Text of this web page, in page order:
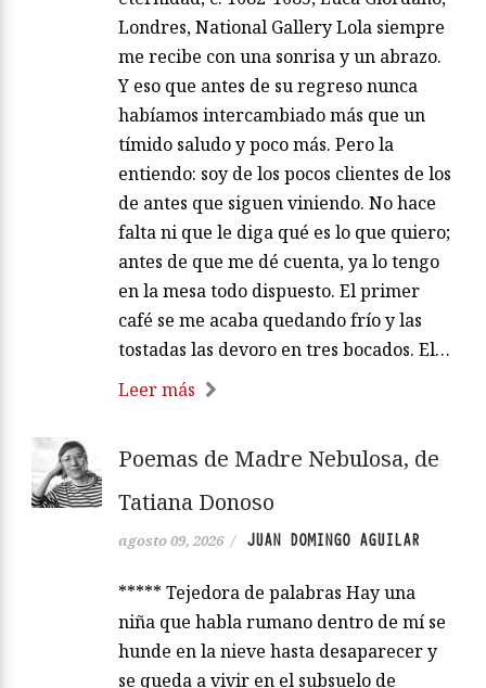
Londres, National Gallery Lola siempre
me recibe con una sonrisa y un abrazo.
Y eso que antes de su regreso nunca
habíamos intercambiado más que un
tímido saludo y poco más. Pero la
entiendo: soy de los pocos clientes de los
de antes que siguen viniendo. No hace
falta ni que le diga qué es lo que quiero;
antes de que me dé cuenta, ya lo tengo
en la mesa todo dispuesto. El primer
café se me acaba quedando frío y las
tostadas las devoro en tres bocados. El…
Leer más
Poemas de Madre Nebulosa, de
Tatiana Donoso
agosto 09, 2026 / JUAN DOMINGO AGUILAR
***** Tejedora de palabras Hay una
niña que habla rumano dentro de mí se
hunde en la nieve hasta desaparecer y
se queda a vivir en el subsuelo de